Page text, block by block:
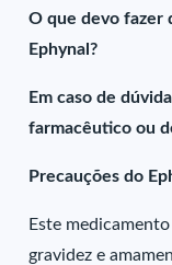
O que devo fazer
Ephynal?
Em caso de
farmacêutico ou
Precauções do
Este
gravidez e